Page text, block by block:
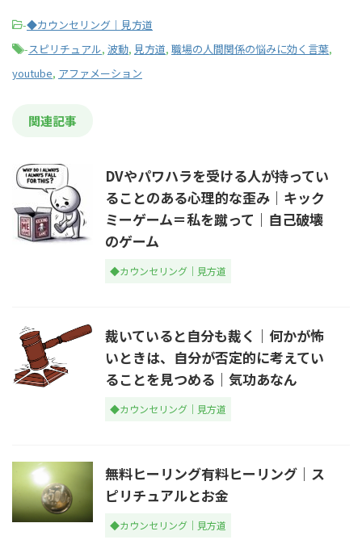
-◆カウンセリング｜見方道
-スピリチュアル, 波動, 見方道, 職場の人間関係の悩みに効く言葉,
youtube, アファメーション
関連記事
DVやパワハラを受ける人が持ってい
ることのある心理的な歪み｜キック
ミーゲーム＝私を蹴って｜自己破壊
のゲーム
◆カウンセリング｜見方道
裁いていると自分も裁く｜何かが怖
いときは、自分が否定的に考えてい
ることを見つめる｜気功あなん
◆カウンセリング｜見方道
無料ヒーリング有料ヒーリング｜ス
ピリチュアルとお金
◆カウンセリング｜見方道